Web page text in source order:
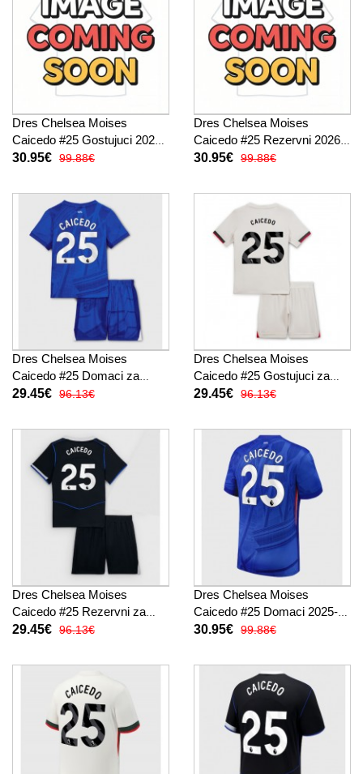
Dres Chelsea Moises
Caicedo #25 Gostujuci 2026-
27 Kratak Rukav
30.95€ 99.88€
Dres Chelsea Moises
Caicedo #25 Rezervni 2026-
27 Kratak Rukav
30.95€ 99.88€
Dres Chelsea Moises
Caicedo #25 Domaci za
djecu 2025-26 Kratak Rukav
29.45€ 96.13€
Dres Chelsea Moises
Caicedo #25 Gostujuci za
djecu 2025-26 Kratak Rukav
29.45€ 96.13€
Dres Chelsea Moises
Caicedo #25 Rezervni za
djecu 2025-26 Kratak Rukav
29.45€ 96.13€
Dres Chelsea Moises
Caicedo #25 Domaci 2025-26
Kratak Rukav
30.95€ 99.88€